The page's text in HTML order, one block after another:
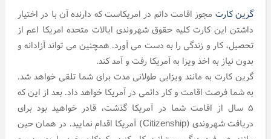
گرین کارتمجوز اقامت دائم در امریکاست که دارنده آن با در اختیار
داشتن این کارت کلیه حقوق شهروندی ایالات متحده امریکا اعم از
تحصیل، کار و زندگی را به دست می آورد. همچنین می تواند آزادانه و
بدون نیاز به اخذ ویزا به آمریکا رفت و آمد کند.
گرین کارت به مانند ویزایی طولانی مدت برای شما تلقی خواهد شد.
به شما فرصت اقامت و کار دائمی در آمریکا خواهد داد. بعد از این که
۵ سال از اقامت شما در آمریکا گذشت، قادر خواهید بود برای
دریافت شهروندی (Citizenship) آمریکا اقدام نمایید. در همان حین